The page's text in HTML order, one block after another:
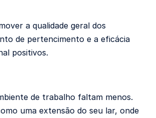
a qualidade geral dos
de pertencimento e a eficácia
positivos.
de trabalho faltam menos.
uma extensão do seu lar, onde